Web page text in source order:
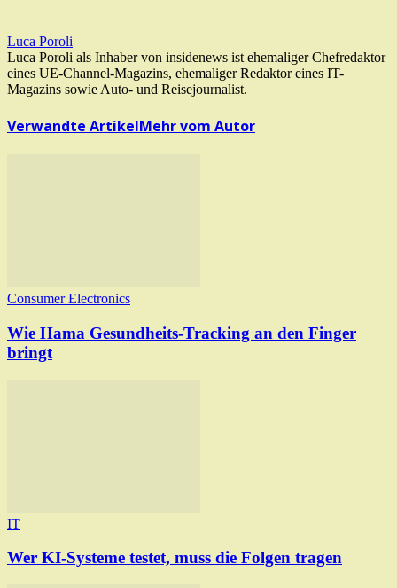
Luca Poroli
Luca Poroli als Inhaber von insidenews ist ehemaliger Chefredaktor
eines UE-Channel-Magazins, ehemaliger Redaktor eines IT-
Magazins sowie Auto- und Reisejournalist.
Verwandte ArtikelMehr vom Autor
Consumer Electronics
Wie Hama Gesundheits-Tracking an den Finger
bringt
IT
Wer KI-Systeme testet, muss die Folgen tragen